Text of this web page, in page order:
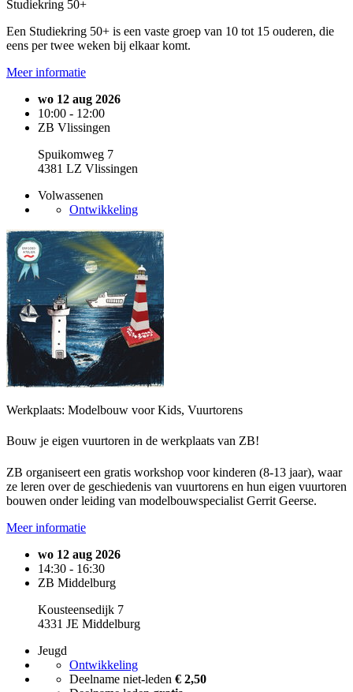
Studiekring 50+
Een Studiekring 50+ is een vaste groep van 10 tot 15 ouderen, die
eens per twee weken bij elkaar komt.
Meer informatie
wo 12 aug 2026
10:00 - 12:00
ZB Vlissingen
Spuikomweg 7
4381 LZ Vlissingen
Volwassenen
Ontwikkeling
Werkplaats: Modelbouw voor Kids, Vuurtorens
Bouw je eigen vuurtoren in de werkplaats van ZB!
ZB organiseert een gratis workshop voor kinderen (8-13 jaar), waar
ze leren over de geschiedenis van vuurtorens en hun eigen vuurtoren
bouwen onder leiding van modelbouwspecialist Gerrit Geerse.
Meer informatie
wo 12 aug 2026
14:30 - 16:30
ZB Middelburg
Kousteensedijk 7
4331 JE Middelburg
Jeugd
Ontwikkeling
Deelname niet-leden € 2,50